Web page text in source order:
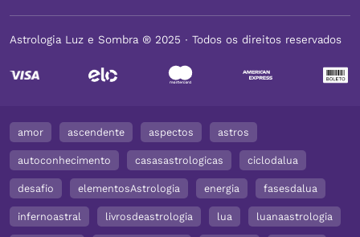
Astrologia Luz e Sombra ® 2025 ∙ Todos os direitos reservados
amor ascendente aspectos astros
autoconhecimento casasastrologicas ciclodalua
desafio elementosAstrologia energia fasesdalua
infernoastral livrosdeastrologia lua luanaastrologia